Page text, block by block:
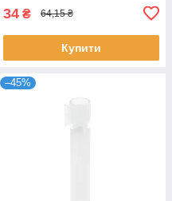
34 ₴ 64,15 ₴
Купити
–45%